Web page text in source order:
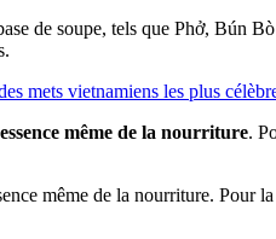
de soupe, tels que Phở,
mets vietnamiens les plus
même de la nourriture.
même de la nourriture.